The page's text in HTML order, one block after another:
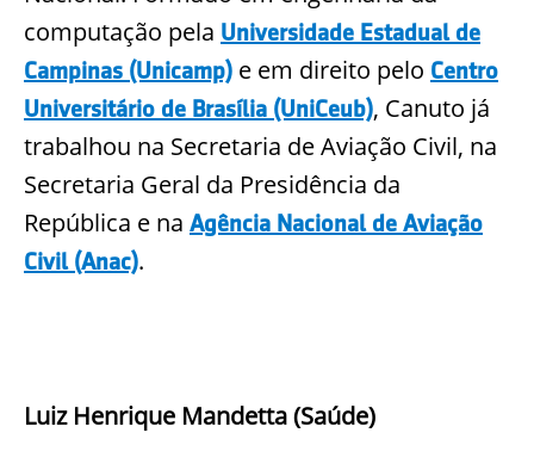
computação pela Universidade Estadual de
Campinas (Unicamp) e em direito pelo Centro
Universitário de Brasília (UniCeub), Canuto já
trabalhou na Secretaria de Aviação Civil, na
Secretaria Geral da Presidência da
República e na Agência Nacional de Aviação
Civil (Anac).
Luiz Henrique Mandetta (Saúde)